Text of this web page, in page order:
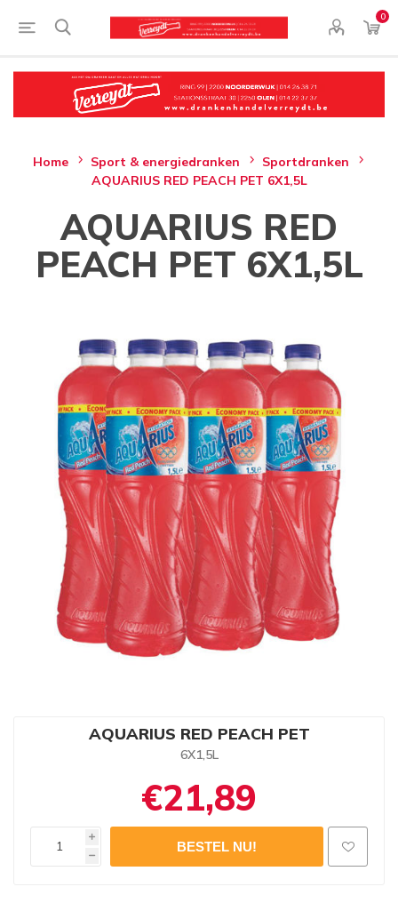
0
Home Sport & energiedranken
Sportdranken
AQUARIUS RED PEACH PET 6X1,5L
AQUARIUS RED
PEACH PET 6X1,5L
AQUARIUS RED PEACH PET
6X1,5L
€21,89
i
h